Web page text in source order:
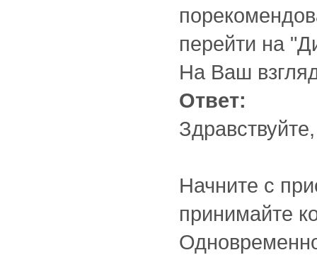
перейти на
На Ваш
Ответ:
Начните с
принимайте